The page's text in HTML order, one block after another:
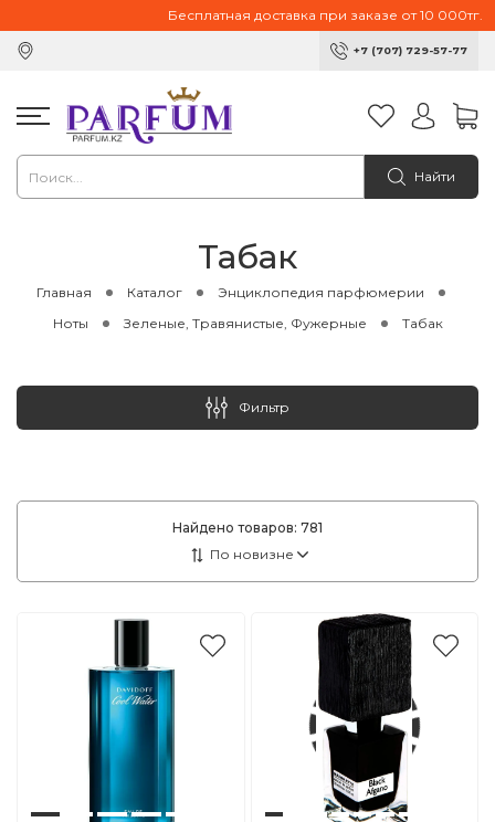
Бесплатная доставка при заказе от 10 000тг.
+7 (707) 729-57-77
Найти
Табак
Главная Каталог
Энциклопедия парфюмерии
Ноты
Зеленые, Травянистые, Фужерные Табак
Найдено товаров: 781
Фильтр